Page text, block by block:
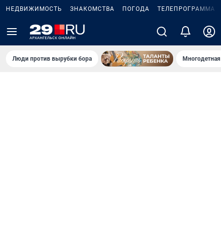
НЕДВИЖИМОСТЬ ЗНАКОМСТВА ПОГОДА ТЕЛЕПРОГРАММА
Люди против вырубки бора